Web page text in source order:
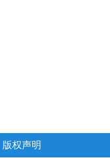
版权声明